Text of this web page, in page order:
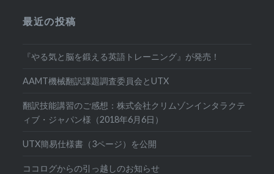
最近の投稿
『やる気と脳を鍛える英語トレーニング』が発売！
AAMT機械翻訳課題調査委員会とUTX
翻訳技能講習のご感想：株式会社クリムゾンインタラクテ
ィブ・ジャパン様（2018年6月6日）
UTX簡易仕様書（3ページ）を公開
ココログからの引っ越しのお知らせ